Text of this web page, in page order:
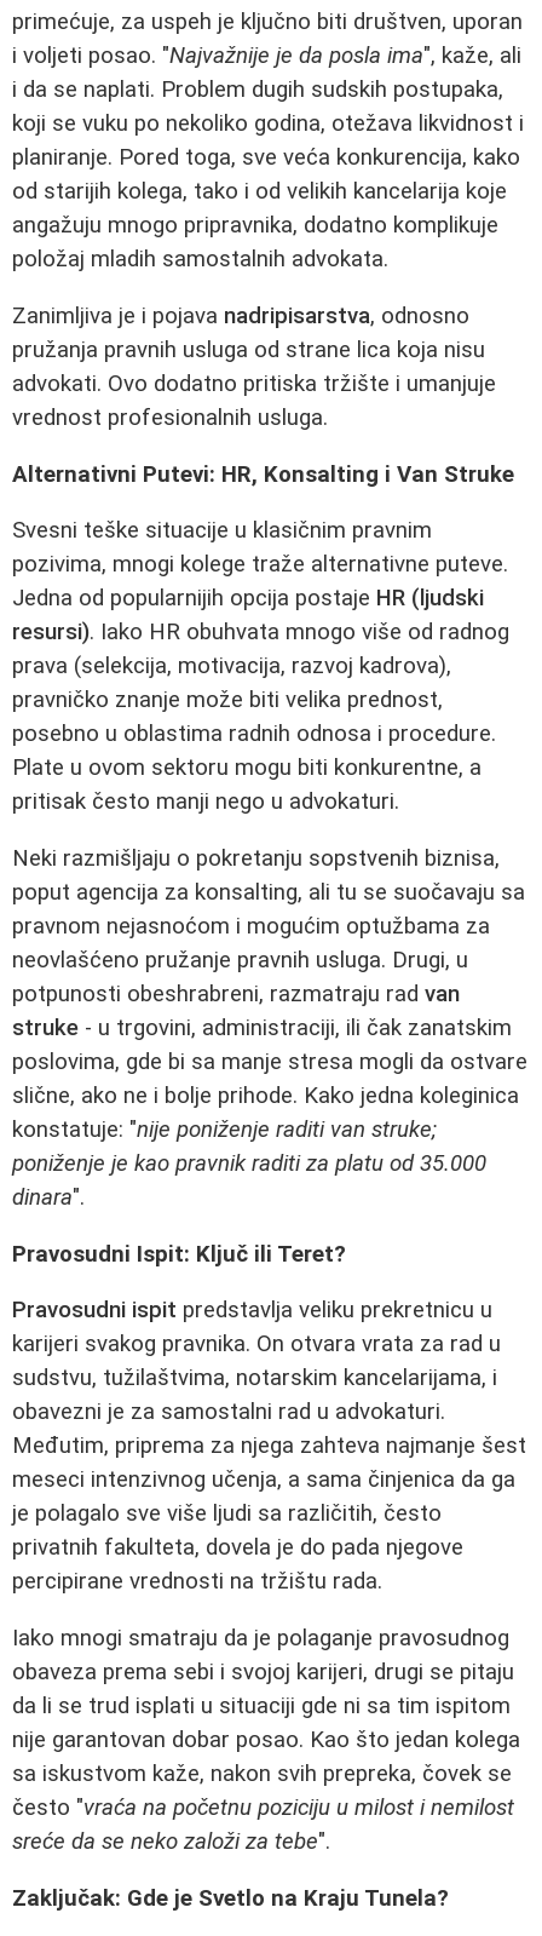
primećuje, za uspeh je ključno biti društven, uporan
i voljeti posao. "Najvažnije je da posla ima", kaže, ali
i da se naplati. Problem dugih sudskih postupaka,
koji se vuku po nekoliko godina, otežava likvidnost i
planiranje. Pored toga, sve veća konkurencija, kako
od starijih kolega, tako i od velikih kancelarija koje
angažuju mnogo pripravnika, dodatno komplikuje
položaj mladih samostalnih advokata.
Zanimljiva je i pojava nadripisarstva, odnosno
pružanja pravnih usluga od strane lica koja nisu
advokati. Ovo dodatno pritiska tržište i umanjuje
vrednost profesionalnih usluga.
Alternativni Putevi: HR, Konsalting i Van Struke
Svesni teške situacije u klasičnim pravnim
pozivima, mnogi kolege traže alternativne puteve.
Jedna od popularnijih opcija postaje HR (ljudski
resursi). Iako HR obuhvata mnogo više od radnog
prava (selekcija, motivacija, razvoj kadrova),
pravničko znanje može biti velika prednost,
posebno u oblastima radnih odnosa i procedure.
Plate u ovom sektoru mogu biti konkurentne, a
pritisak često manji nego u advokaturi.
Neki razmišljaju o pokretanju sopstvenih biznisa,
poput agencija za konsalting, ali tu se suočavaju sa
pravnom nejasnoćom i mogućim optužbama za
neovlašćeno pružanje pravnih usluga. Drugi, u
potpunosti obeshrabreni, razmatraju rad van
struke - u trgovini, administraciji, ili čak zanatskim
poslovima, gde bi sa manje stresa mogli da ostvare
slične, ako ne i bolje prihode. Kako jedna koleginica
konstatuje: "nije poniženje raditi van struke;
poniženje je kao pravnik raditi za platu od 35.000
dinara".
Pravosudni Ispit: Ključ ili Teret?
Pravosudni ispit predstavlja veliku prekretnicu u
karijeri svakog pravnika. On otvara vrata za rad u
sudstvu, tužilaštvima, notarskim kancelarijama, i
obavezni je za samostalni rad u advokaturi.
Međutim, priprema za njega zahteva najmanje šest
meseci intenzivnog učenja, a sama činjenica da ga
je polagalo sve više ljudi sa različitih, često
privatnih fakulteta, dovela je do pada njegove
percipirane vrednosti na tržištu rada.
Iako mnogi smatraju da je polaganje pravosudnog
obaveza prema sebi i svojoj karijeri, drugi se pitaju
da li se trud isplati u situaciji gde ni sa tim ispitom
nije garantovan dobar posao. Kao što jedan kolega
sa iskustvom kaže, nakon svih prepreka, čovek se
često "vraća na početnu poziciju u milost i nemilost
sreće da se neko založi za tebe".
Zaključak: Gde je Svetlo na Kraju Tunela?